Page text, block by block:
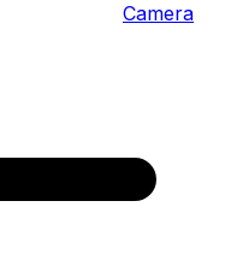
Camera